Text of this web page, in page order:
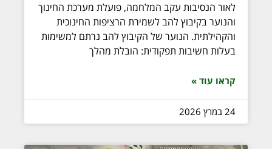
לאור הנסיבות עקב המלחמה, פועלת מערכת החינוך
והנוער בקיבוץ להב לשמירת הרציפות החינוכית
והקהילתית. הנוער של הקיבוץ להב נרתם למשימות
בעלות חשיבות תפקודית: הובלת מהלך
קראו עוד »
24 במרץ 2026